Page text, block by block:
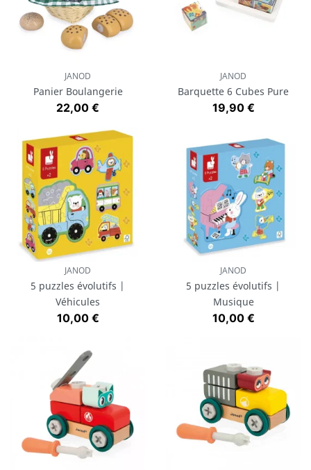
JANOD
Panier Boulangerie
Prix
22,00 €
JANOD
Barquette 6 Cubes Pure
Prix
19,90 €
JANOD
5 puzzles évolutifs |
Véhicules
Prix
10,00 €
JANOD
5 puzzles évolutifs |
Musique
Prix
10,00 €